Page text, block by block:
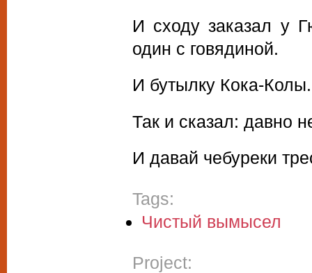
И сходу заказал у
один с говядиной.
И бутылку Кока-Колы.
Так и сказал: давно
И давай чебуреки
Tags:
Чистый вымысел
Project: